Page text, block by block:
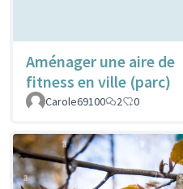
Aménager une aire de
fitness en ville (parc)
Carole69100
2 0